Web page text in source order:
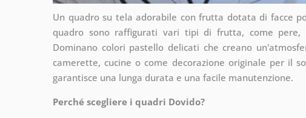
Un quadro su tela adorabile con frutta dotata di facce
quadro sono raffigurati vari tipi di frutta, come pere,
Dominano colori pastello delicati che creano
camerette, cucine o come decorazione originale per il
garantisce una lunga durata e una facile manutenzione.
Perché scegliere i quadri Dovido?